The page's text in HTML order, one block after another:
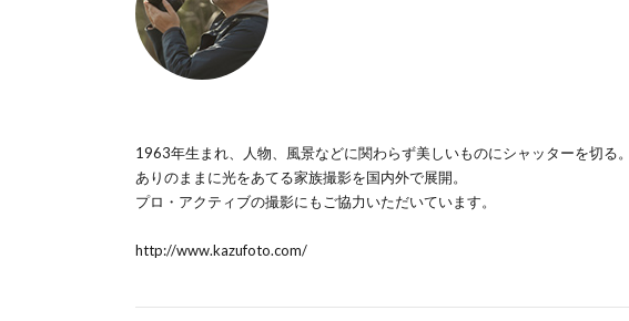
1963年生まれ、人物、風景などに関わらず美しいものにシャッターを切る。
ありのままに光をあてる家族撮影を国内外で展開。
プロ・アクティブの撮影にもご協力いただいています。
http://www.kazufoto.com/